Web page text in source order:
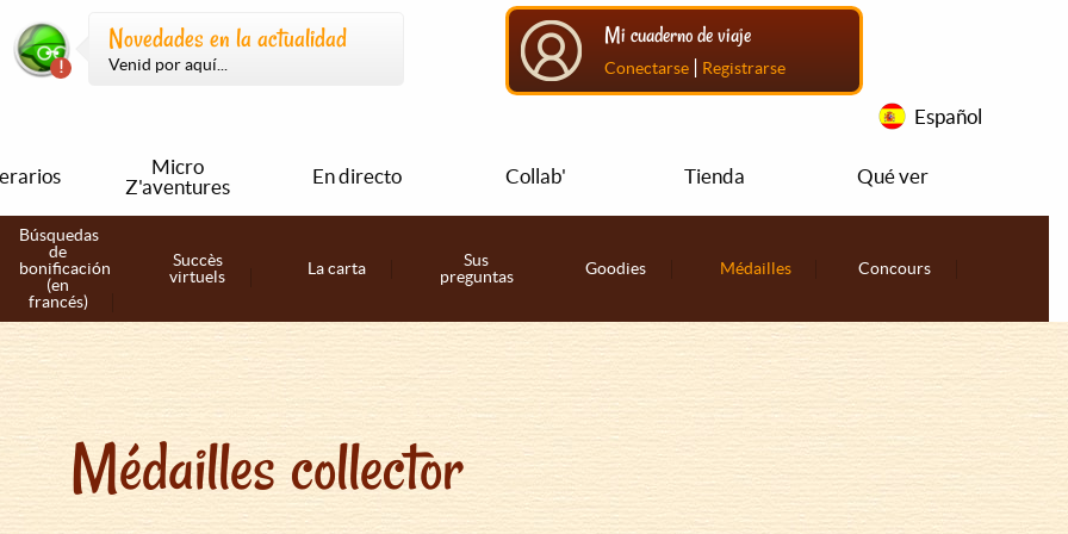
Novedades en la actualidad
Venid por aquí...
Mi cuaderno de viaje
Conectarse | Registrarse
Español
Micro
Z'aventures
En directo Collab' Tienda Qué ver
Búsquedas
de
bonificación
(en
francés)
Succès
virtuels
La carta
Sus
preguntas
Goodies Médailles Concours
Médailles collector